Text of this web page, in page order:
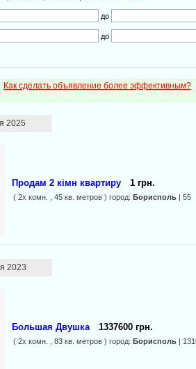
до
до
Как сделать объявление более эффективным?
2025
Продам 2 кімн квартиру 1 грн.
( 2х комн. , 45 кв. метров ) город: Борисполь| 55
2023
Большая Двушка 1337600 грн.
( 2х комн. , 83 кв. метров ) город: Борисполь|